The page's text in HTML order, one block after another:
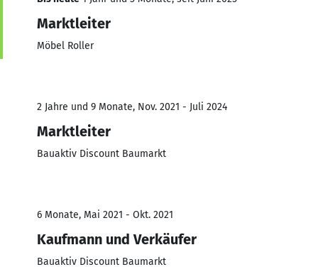
Marktleiter
Möbel Roller
2 Jahre und 9 Monate, Nov. 2021 - Juli 2024
Marktleiter
Bauaktiv Discount Baumarkt
6 Monate, Mai 2021 - Okt. 2021
Kaufmann und Verkäufer
Bauaktiv Discount Baumarkt